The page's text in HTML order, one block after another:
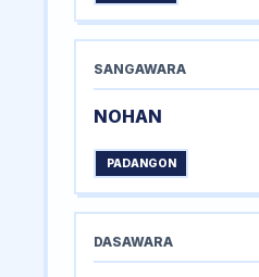
SANGAWARA
NOHAN
PADANGON
DASAWARA